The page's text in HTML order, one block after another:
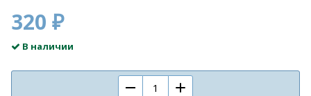
320 ₽
В наличии